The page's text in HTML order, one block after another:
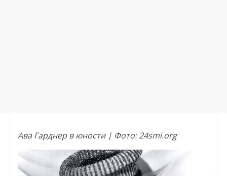
Ава Гарднер в юности | Фото: 24smi.org